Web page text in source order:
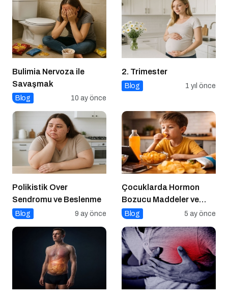
Bulimia Nervoza ile
Savaşmak
Blog 10 ay önce
2. Trimester
Blog 1 yıl önce
Polikistik Over
Sendromu ve Beslenme
Blog 9 ay önce
Çocuklarda Hormon
Bozucu Maddeler ve
Paketli Gıdalar
Blog 5 ay önce